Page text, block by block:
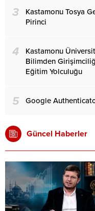
3
Kastamonu Tosya
Pirinci
4
Kastamonu
Bilimden
Eğitim Yolculuğu
5 Google
Güncel Haberler